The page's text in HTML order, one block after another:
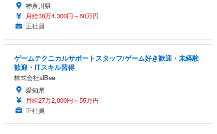
神奈川県
月給30万4,300円～60万円
正社員
ゲームテクニカルサポートスタッフ/ゲーム好き歓迎・未経験
歓迎・ITスキル習得
株式会社alBee
愛知県
月給27万2,000円～55万円
正社員